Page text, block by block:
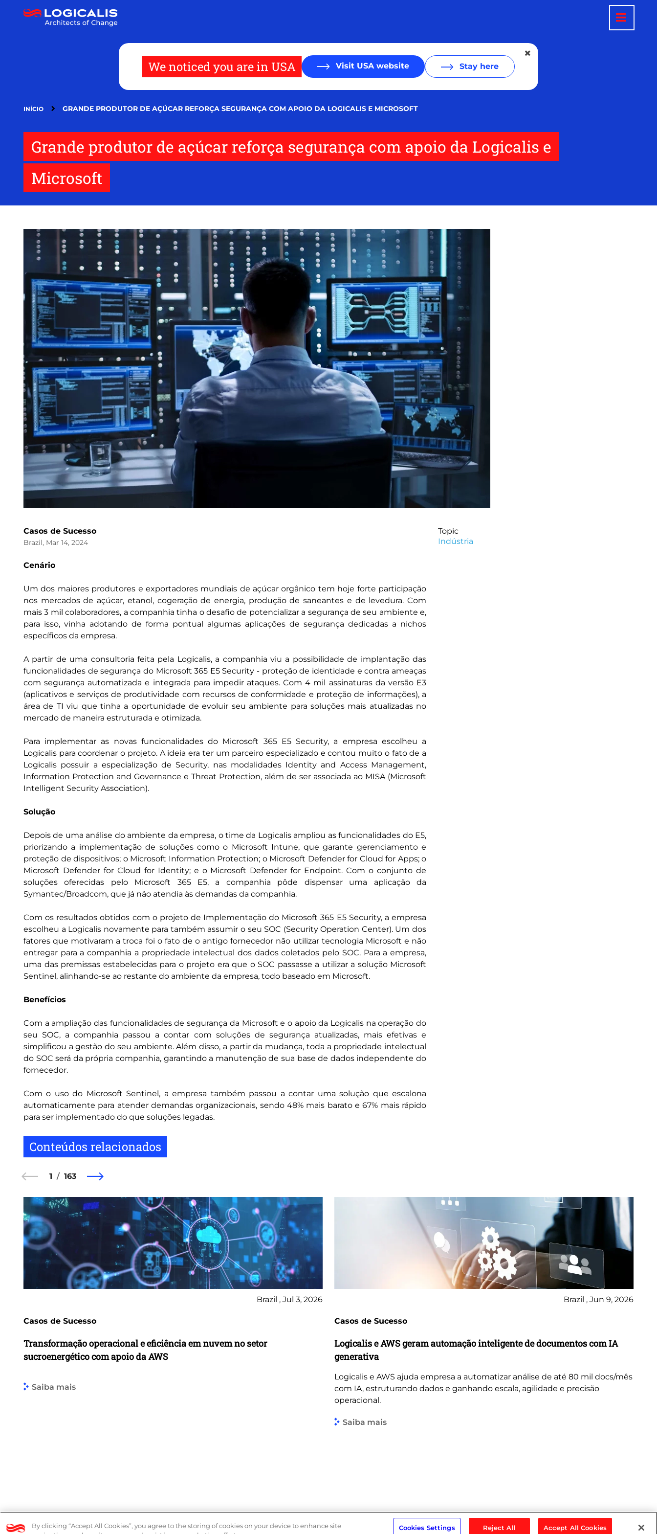
We noticed you are in USA Visit USA website Stay here
INÍCIO GRANDE PRODUTOR DE AÇÚCAR REFORÇA SEGURANÇA COM APOIO DA LOGICALIS E MICROSOFT
Grande produtor de açúcar reforça segurança com apoio da Logicalis e
Microsoft
Casos de Sucesso
Brazil, Mar 14, 2024
Cenário
Um dos maiores produtores e exportadores mundiais de açúcar orgânico tem hoje forte participação
nos mercados de açúcar, etanol, cogeração de energia, produção de saneantes e de levedura. Com
mais 3 mil colaboradores, a companhia tinha o desafio de potencializar a segurança de seu ambiente e,
para isso, vinha adotando de forma pontual algumas aplicações de segurança dedicadas a nichos
específicos da empresa.
A partir de uma consultoria feita pela Logicalis, a companhia viu a possibilidade de implantação das
funcionalidades de segurança do Microsoft 365 E5 Security - proteção de identidade e contra ameaças
com segurança automatizada e integrada para impedir ataques. Com 4 mil assinaturas da versão E3
(aplicativos e serviços de produtividade com recursos de conformidade e proteção de informações), a
área de TI viu que tinha a oportunidade de evoluir seu ambiente para soluções mais atualizadas no
mercado de maneira estruturada e otimizada.
Para implementar as novas funcionalidades do Microsoft 365 E5 Security, a empresa escolheu a
Logicalis para coordenar o projeto. A ideia era ter um parceiro especializado e contou muito o fato de a
Logicalis possuir a especialização de Security, nas modalidades Identity and Access Management,
Information Protection and Governance e Threat Protection, além de ser associada ao MISA (Microsoft
Intelligent Security Association).
Solução
Depois de uma análise do ambiente da empresa, o time da Logicalis ampliou as funcionalidades do E5,
priorizando a implementação de soluções como o Microsoft Intune, que garante gerenciamento e
proteção de dispositivos; o Microsoft Information Protection; o Microsoft Defender for Cloud for Apps; o
Microsoft Defender for Cloud for Identity; e o Microsoft Defender for Endpoint. Com o conjunto de
soluções oferecidas pelo Microsoft 365 E5, a companhia pôde dispensar uma aplicação da
Symantec/Broadcom, que já não atendia às demandas da companhia.
Com os resultados obtidos com o projeto de Implementação do Microsoft 365 E5 Security, a empresa
escolheu a Logicalis novamente para também assumir o seu SOC (Security Operation Center). Um dos
fatores que motivaram a troca foi o fato de o antigo fornecedor não utilizar tecnologia Microsoft e não
entregar para a companhia a propriedade intelectual dos dados coletados pelo SOC. Para a empresa,
uma das premissas estabelecidas para o projeto era que o SOC passasse a utilizar a solução Microsoft
Sentinel, alinhando-se ao restante do ambiente da empresa, todo baseado em Microsoft.
Benefícios
Com a ampliação das funcionalidades de segurança da Microsoft e o apoio da Logicalis na operação do
seu SOC, a companhia passou a contar com soluções de segurança atualizadas, mais efetivas e
simplificou a gestão do seu ambiente. Além disso, a partir da mudança, toda a propriedade intelectual
do SOC será da própria companhia, garantindo a manutenção de sua base de dados independente do
fornecedor.
Com o uso do Microsoft Sentinel, a empresa também passou a contar uma solução que escalona
automaticamente para atender demandas organizacionais, sendo 48% mais barato e 67% mais rápido
para ser implementado do que soluções legadas.
Topic
Indústria
Conteúdos relacionados
1 163
Brazil , Jul 3, 2026
Casos de Sucesso
Transformação operacional e eficiência em nuvem no setor
sucroenergético com apoio da AWS
Saiba mais
Brazil , Jun 9, 2026
Casos de Sucesso
Logicalis e AWS geram automação inteligente de documentos com IA
generativa
Logicalis e AWS ajuda empresa a automatizar análise de até 80 mil docs/mês
com IA, estruturando dados e ganhando escala, agilidade e precisão
operacional.
Saiba mais
By clicking “Accept All Cookies”, you agree to the storing of cookies on your device to enhance site
Cookies Settings Reject All Accept All Cookies